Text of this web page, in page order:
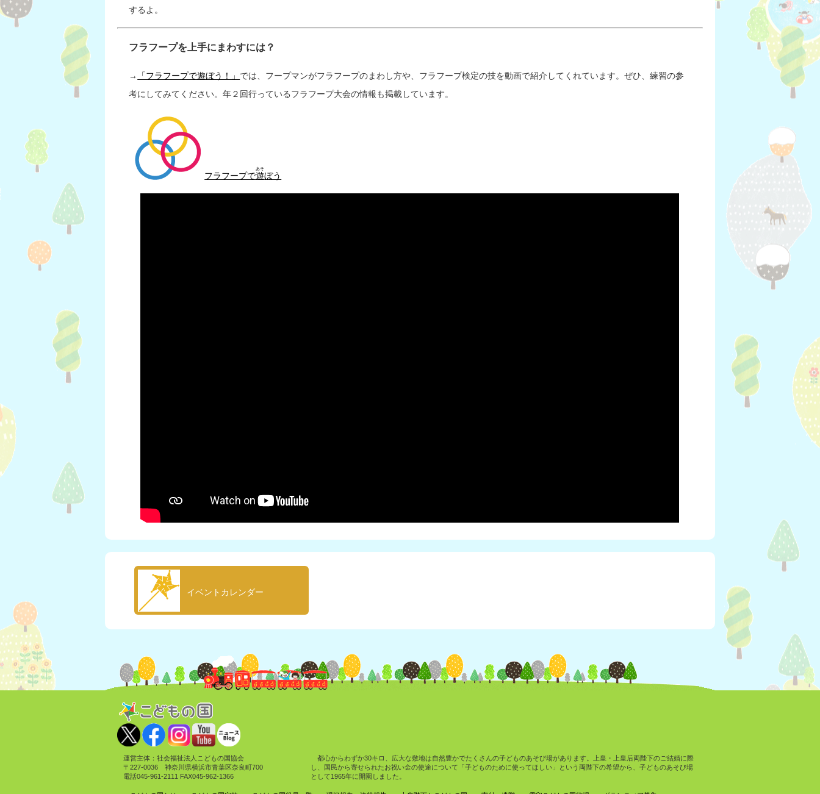
するよ。
フラフープを上手にまわすには？
→ 「フラフープで遊ぼう！」 では、フープマンがフラフープのまわし方や、フラフープ検定の技を動画で紹介してくれています。ぜひ、練習の参
考にしてみてください。年２回行っているフラフープ大会の情報も掲載しています。
フラフープで遊
あそ
ぼう
イベントカレンダー
運営主体：社会福祉法人こどもの国協会
〒227-0036 神奈川県横浜市青葉区奈良町700
電話045-961-2111 FAX045-962-1366
都心からわずか30キロ、広大な敷地は自然豊かでたくさんの子どものあそび場があります。上皇・上皇后両陛下のご結婚に際
し、国民から寄せられたお祝い金の使途について「子どものために使ってほしい」という両陛下の希望から、子どものあそび場
として1965年に開園しました。